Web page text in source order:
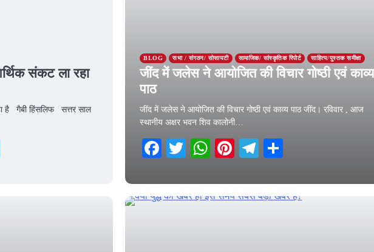
संकट ला रहा
है गैबी हिंसलिफ सत्तर साल
BLOG सभा / संगठन/ सोसायटी सामाजिक/ सांस्कृतिक रिपोर्ट साहित्य/पुस्तक समीक्षा
जींद में जलेस ने आयोजित की विचार गोष्ठी एवं काव्य
पाठ
जींद में जलेस ने आयोजित की विचार गोष्ठी एवं काव्य पाठ जींद। रविवार , आज
स्थानीय अक्षर भवन शिव कालोनी…
Facebook
TwitterWhatsApp
PinterestTelegram
16 March 2026